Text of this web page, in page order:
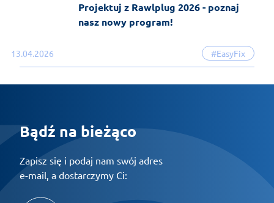
13.04.2026 #EasyFix
Projektuj z Rawlplug 2026 - poznaj
nasz nowy program!
Bądź na bieżąco
Zapisz się i podaj nam swój adres
e-mail, a dostarczymy Ci: